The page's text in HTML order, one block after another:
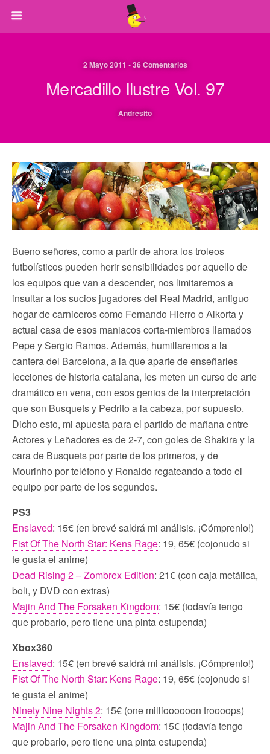
2 Mayo 2011 • 36 Comentarios
Mercadillo Ilustre Vol. 97
Andresito
Bueno señores, como a partir de ahora los troleos
futbolísticos pueden herir sensibilidades por aquello de
los equipos que van a descender, nos limitaremos a
insultar a los sucios jugadores del Real Madrid, antiguo
hogar de carniceros como Fernando Hierro o Alkorta y
actual casa de esos maniacos corta-miembros llamados
Pepe y Sergio Ramos. Además, humillaremos a la
cantera del Barcelona, a la que aparte de enseñarles
lecciones de historia catalana, les meten un curso de arte
dramático en vena, con esos genios de la interpretación
que son Busquets y Pedrito a la cabeza, por supuesto.
Dicho esto, mi apuesta para el partido de mañana entre
Actores y Leñadores es de 2-7, con goles de Shakira y la
cara de Busquets por parte de los primeros, y de
Mourinho por teléfono y Ronaldo regateando a todo el
equipo por parte de los segundos.
PS3
Enslaved: 15€ (en brevé saldrá mi análisis. ¡Cómprenlo!)
Fist Of The North Star: Kens Rage: 19, 65€ (cojonudo si
te gusta el anime)
Dead Rising 2 – Zombrex Edition: 21€ (con caja metálica,
boli, y DVD con extras)
Majin And The Forsaken Kingdom: 15€ (todavía tengo
que probarlo, pero tiene una pinta estupenda)
Xbox360
Enslaved: 15€ (en brevé saldrá mi análisis. ¡Cómprenlo!)
Fist Of The North Star: Kens Rage: 19, 65€ (cojonudo si
te gusta el anime)
Ninety Nine Nights 2: 15€ (one millioooooon troooops)
Majin And The Forsaken Kingdom: 15€ (todavía tengo
que probarlo, pero tiene una pinta estupenda)